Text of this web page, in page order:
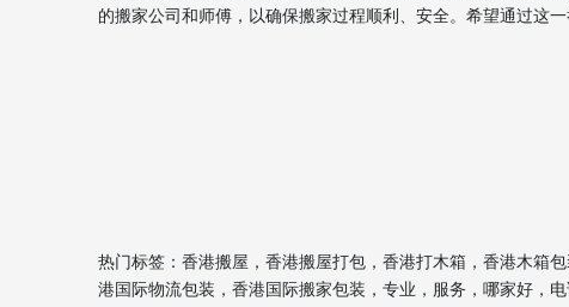
的搬家公司和师傅，以确保搬家过程顺利、安全。希望通过这
热门标签：香港搬屋，香港搬屋打包，香港打木箱，香港木箱
港国际物流包装，香港国际搬家包装，专业，服务，哪家好，